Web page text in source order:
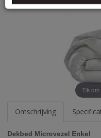
Tik
Omschrijving
Dekbed Microvezel Enkel